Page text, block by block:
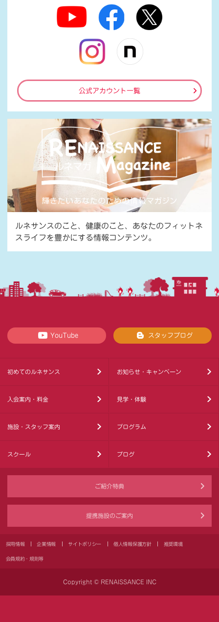
公式アカウント一覧
ルネサンスのこと、健康のこと、あなたのフィットネ
スライフを豊かにする情報コンテンツ。
YouTube スタッフブログ
初めてのルネサンス お知らせ・キャンペーン
入会案内・料金 見学・体験
施設・スタッフ案内 プログラム
スクール ブログ
ご紹介特典
提携施設のご案内
採用情報 企業情報 サイトポリシー 個人情報保護方針 推奨環境
会員規約・規則等
Copyright © RENAISSANCE INC